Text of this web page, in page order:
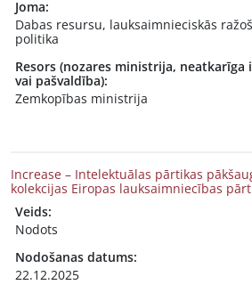
Joma:
Dabas resursu, lauksaimnieciskās
politika
Resors (nozares ministrija, neatkarīga
vai pašvaldība):
Zemkopības ministrija
Increase – Intelektuālas pārtikas
kolekcijas Eiropas lauksaimniecības
Veids:
Nodots
Nodošanas datums:
22.12.2025